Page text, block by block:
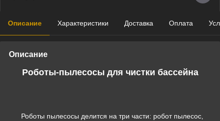
Описание Характеристики Доставка Оплата
Описание
Роботы-пылесосы для чистки бассейна
Роботы пылесосы делится на три части: робот пылесос,